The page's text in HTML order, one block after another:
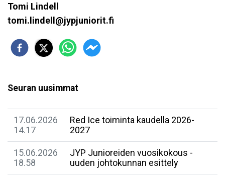
Tomi Lindell
tomi.lindell@jypjuniorit.fi
Seuran uusimmat
17.06.2026
14.17
Red Ice toiminta kaudella 2026-
2027
15.06.2026
18.58
JYP Junioreiden vuosikokous -
uuden johtokunnan esittely